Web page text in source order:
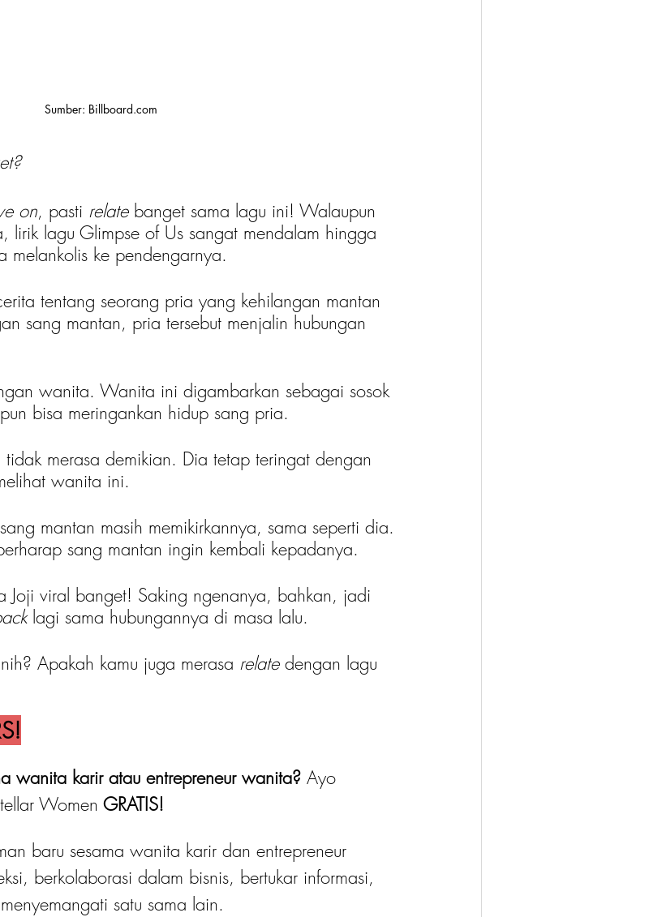
Sumber: Billboard.com
on, pasti relate banget sama lagu ini! Walaupun
lirik lagu Glimpse of Us sangat mendalam hingga
melankolis ke pendengarnya.
tentang seorang pria yang kehilangan mantan
sang mantan, pria tersebut menjalin hubungan
wanita. Wanita ini digambarkan sebagai sosok
bisa meringankan hidup sang pria.
merasa demikian. Dia tetap teringat dengan
wanita ini.
mantan masih memikirkannya, sama seperti dia.
sang mantan ingin kembali kepadanya.
Joji viral banget! Saking ngenanya, bahkan, jadi
lagi sama hubungannya di masa lalu.
Apakah kamu juga merasa relate dengan lagu
wanita karir atau entrepreneur wanita? Ayo
Women GRATIS!
baru sesama wanita karir dan entrepreneur
berkolaborasi dalam bisnis, bertukar informasi,
satu sama lain.